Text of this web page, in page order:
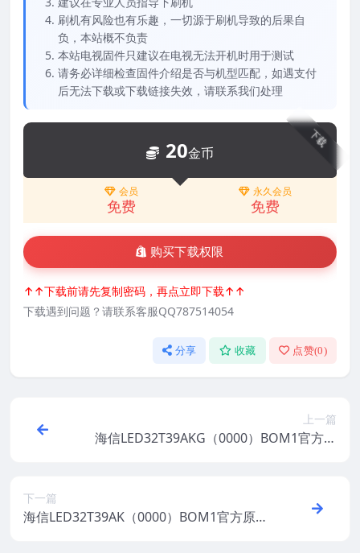
刷机有风险也有乐趣，一切源于刷机导致的后果自
负，本站概不负责
本站电视固件只建议在电视无法开机时用于测试
请务必详细检查固件介绍是否与机型匹配，如遇支付
后无法下载或下载链接失效，请联系我们处理
下载
20金币
会员
免费
永久会员
免费
购买下载权限
↑↑下载前请先复制密码，再点立即下载↑↑
下载遇到问题？请联系客服QQ787514054
分享 收藏 点赞(0)
上一篇
海信LED32T39AKG（0000）BOM1官方原
下一篇
海信LED32T39AK（0000）BOM1官方原厂